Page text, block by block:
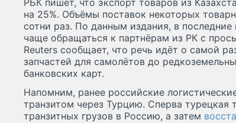
РБК пишет, что экспорт товаров из
на 25%. Объёмы поставок некоторых
сотни раз. По данным издания, в
чаще обращаться к партнёрам из РК с
Reuters сообщает, что речь идёт о самой
запчастей для самолётов до
банковских карт.
Напомним, ранее российские
транзитом через Турцию. Сперва
транзитных грузов в Россию, а затем